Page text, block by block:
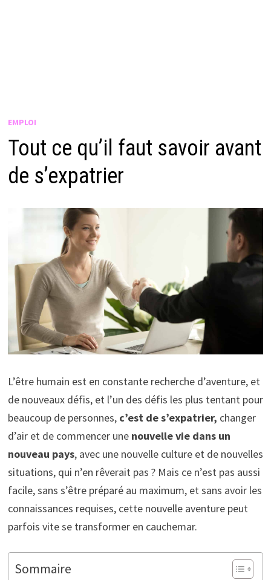
EMPLOI
Tout ce qu’il faut savoir avant
de s’expatrier
L’être humain est en constante recherche d’aventure, et
de nouveaux défis, et l’un des défis les plus tentant pour
beaucoup de personnes,c’est de s’expatrier, changer
d’air et de commencer une nouvelle vie dans un
nouveau pays, avec une nouvelle culture et de nouvelles
situations, qui n’en rêverait pas ? Mais ce n’est pas aussi
facile, sans s’être préparé au maximum, et sans avoir les
connaissances requises, cette nouvelle aventure peut
parfois vite se transformer en cauchemar.
Sommaire